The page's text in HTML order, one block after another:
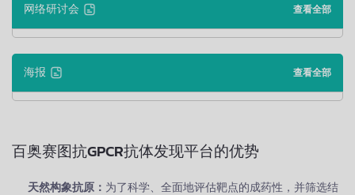
网络研讨会 查看全部
海报 查看全部
百奥赛图抗GPCR抗体发现平台的优势
天然构象抗原： 为了科学、全面地评估靶点的成药性，并筛选结